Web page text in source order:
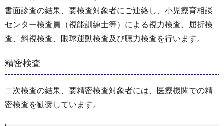
書面診査の結果、要検査対象者にご連絡し、小児療育相談
センター検査員（視能訓練士等）による視力検査、屈折検
査、斜視検査、眼球運動検査及び聴力検査を行います。
精密検査
二次検査の結果、要精密検査対象者には、医療機関での精
密検査を勧奨しています。